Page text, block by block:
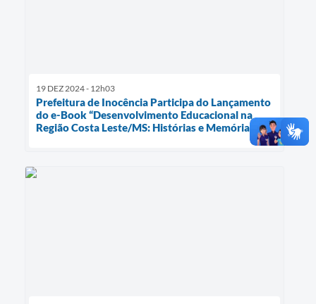
19 DEZ 2024 - 12h03
Prefeitura de Inocência Participa do Lançamento
do e-Book “Desenvolvimento Educacional na
Região Costa Leste/MS: Histórias e Memórias”